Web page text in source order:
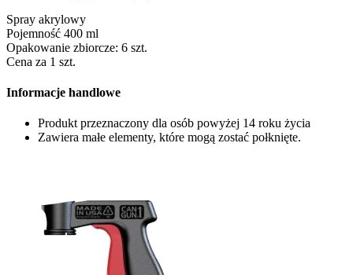
Spray akrylowy
Pojemność 400 ml
Opakowanie zbiorcze: 6 szt.
Cena za 1 szt.
Informacje handlowe
Produkt przeznaczony dla osób powyżej 14 roku życia
Zawiera małe elementy, które mogą zostać połknięte.